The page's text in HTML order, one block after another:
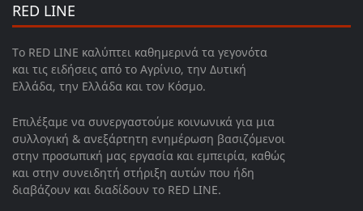
RED LINE
Το RED LINE καλύπτει καθημερινά τα γεγονότα
και τις ειδήσεις από το Αγρίνιο, την Δυτική
Ελλάδα, την Ελλάδα και τον Κόσμο.
Επιλέξαμε να συνεργαστούμε κοινωνικά για μια
συλλογική & ανεξάρτητη ενημέρωση βασιζόμενοι
στην προσωπική μας εργασία και εμπειρία, καθώς
και στην συνειδητή στήριξη αυτών που ήδη
διαβάζουν και διαδίδουν το RED LINE.